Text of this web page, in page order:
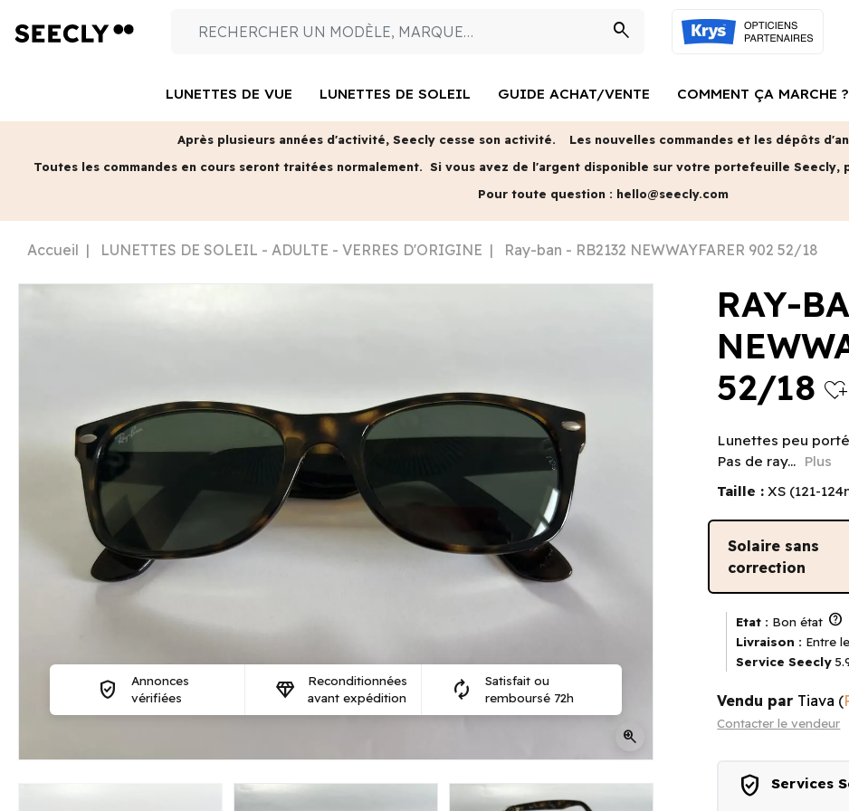
search
LUNETTES DE VUE LUNETTES DE SOLEIL GUIDE ACHAT/VENTE COMMENT ÇA MARCHE ?
Après plusieurs années d'activité, Seecly cesse son activité.
Les nouvelles commandes et les dépôts
Toutes les commandes en cours seront traitées normalement. Si vous avez de l'argent disponible sur votre portefeuille Seecly,
Pour toute question : hello@seecly.com
Accueil LUNETTES DE SOLEIL - ADULTE - VERRES D'ORIGINE Ray-ban - RB2132 NEWWAYFARER 902 52/18
zoom_in
verified_user
Annonces
vérifiées
diamond
Reconditionnées
avant expédition
autorenew
Satisfait ou
remboursé 72h
RAY-
52/18 heart_plus
Lunettes peu
Pas de ray... Plus
Taille : XS (121-
Solaire sans
correction
Etat : Bon état help
Livraison : Entre
Service Seecly
Vendu par Tiava (
Contacter le vendeur
verified_user Services